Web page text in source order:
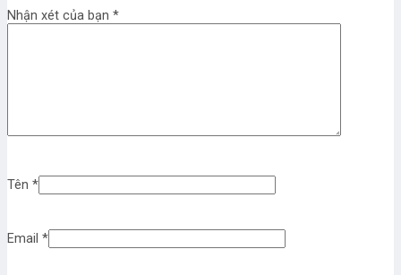
Nhận xét của bạn *
Tên *
Email *